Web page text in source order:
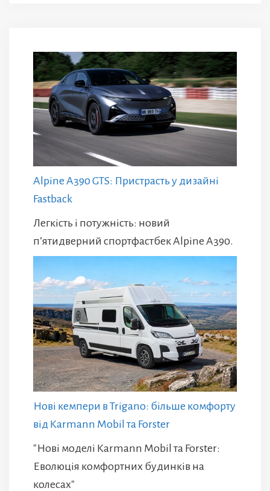
Alpine A390 GTS: Пристрасть у дизайні
Fastback
Легкість і потужність: новий
п’ятидверний спортфастбек Alpine A390.
Нові кемпери в Trigano: більше комфорту
від Karmann Mobil та Forster
"Нові моделі Karmann Mobil та Forster:
Еволюція комфортних будинків на
колесах"